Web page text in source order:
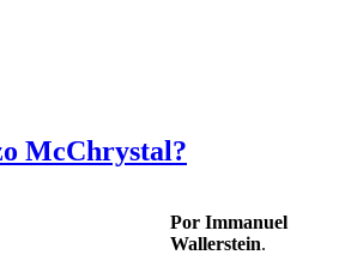
McChrystal?
Por Immanuel
Wallerstein.